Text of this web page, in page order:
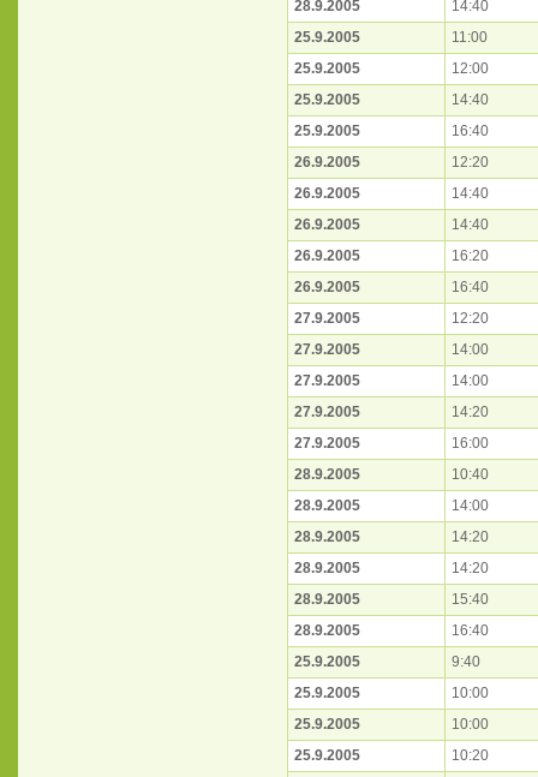
28.9.2005
14:40
25.9.2005
11:00
25.9.2005
12:00
25.9.2005
14:40
25.9.2005
16:40
26.9.2005
12:20
26.9.2005
14:40
26.9.2005
14:40
26.9.2005
16:20
26.9.2005
16:40
27.9.2005
12:20
27.9.2005
14:00
27.9.2005
14:00
27.9.2005
14:20
27.9.2005
16:00
28.9.2005
10:40
28.9.2005
14:00
28.9.2005
14:20
28.9.2005
14:20
28.9.2005
15:40
28.9.2005
16:40
25.9.2005
9:40
25.9.2005
10:00
25.9.2005
10:00
25.9.2005
10:20